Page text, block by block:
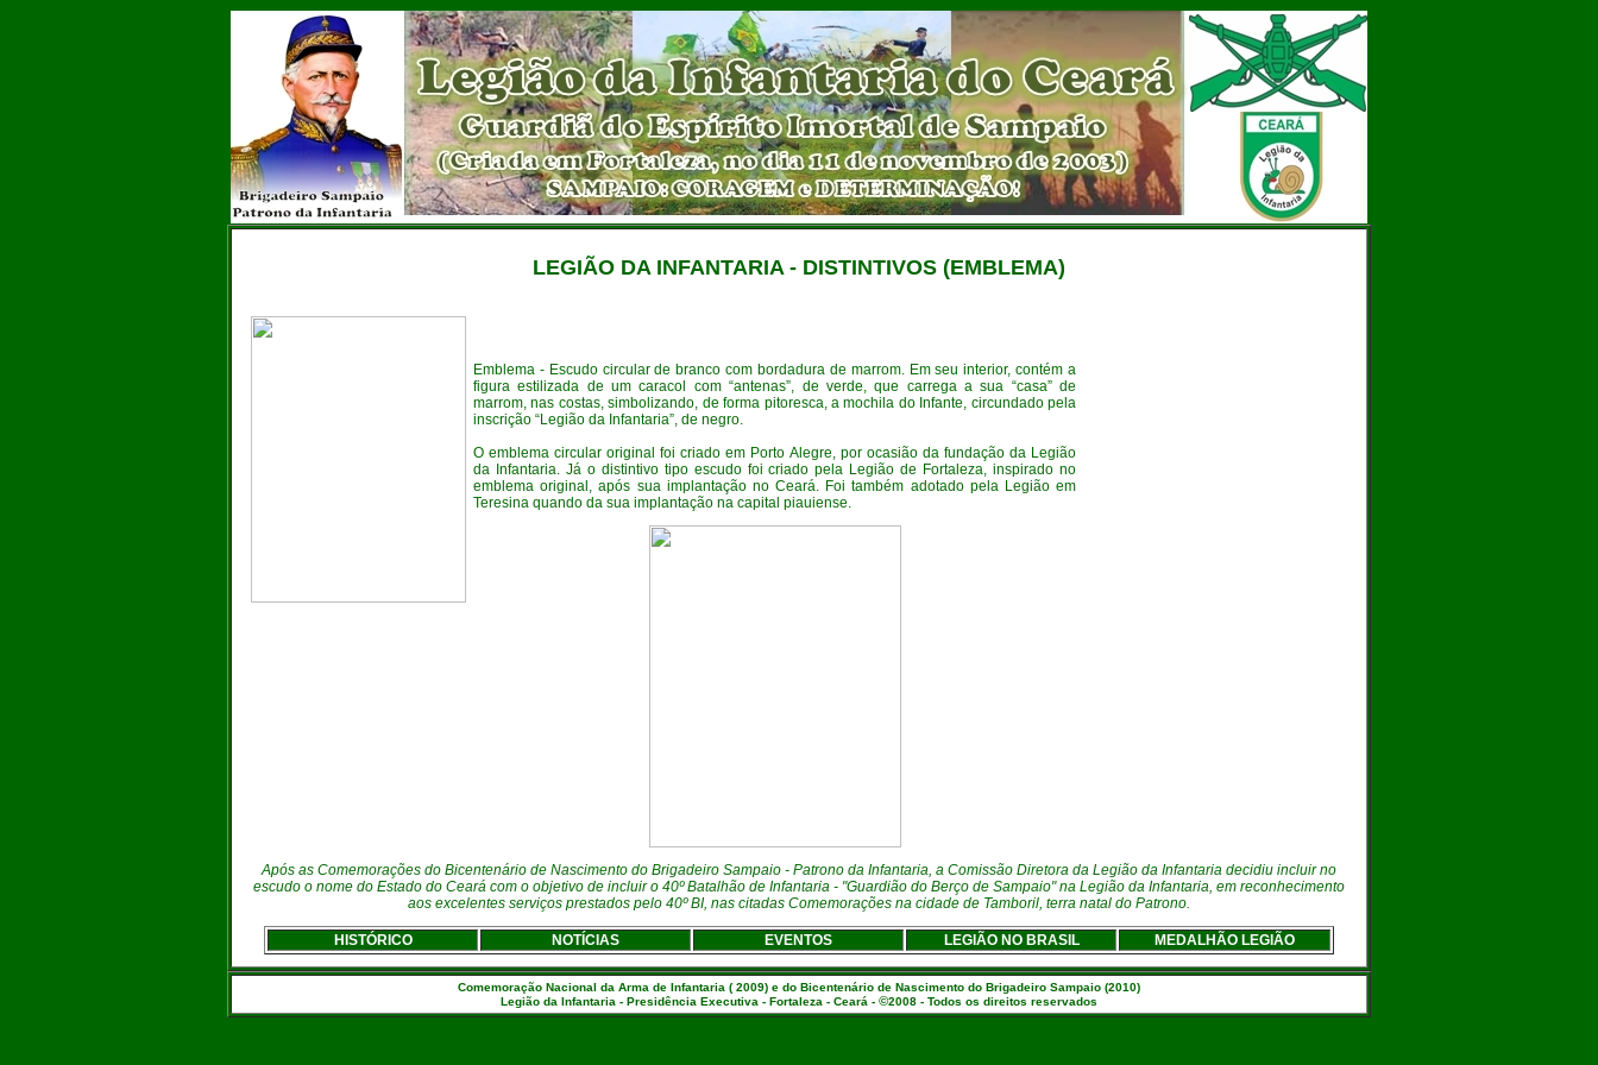
LEGIÃO DA INFANTARIA - DISTINTIVOS (EMBLEMA)
Emblema - Escudo circular de branco com bordadura de marrom. Em seu interior, contém a
figura estilizada de um caracol com “antenas”, de verde, que carrega a sua “casa” de
marrom, nas costas, simbolizando, de forma pitoresca, a mochila do Infante, circundado pela
inscrição “Legião da Infantaria”, de negro.
O emblema circular original foi criado em Porto Alegre, por ocasião da fundação da Legião
da Infantaria. Já o distintivo tipo escudo foi criado pela Legião de Fortaleza, inspirado no
emblema original, após sua implantação no Ceará. Foi também adotado pela Legião em
Teresina quando da sua implantação na capital piauiense.
Após as Comemorações do Bicentenário de Nascimento do Brigadeiro Sampaio - Patrono da Infantaria, a Comissão Diretora da Legião da Infantaria decidiu incluir no
escudo o nome do Estado do Ceará com o objetivo de incluir o 40º Batalhão de Infantaria - "Guardião do Berço de Sampaio"na Legião da Infantaria, em reconhecimento
aos excelentes serviços prestados pelo 40º BI, nas citadas Comemorações na cidade de Tamboril, terra natal do Patrono.
HISTÓRICO NOTÍCIAS EVENTOS LEGIÃO NO BRASIL MEDALHÃO LEGIÃO
Comemoração Nacional da Arma de Infantaria ( 2009) e do Bicentenário de Nascimento do Brigadeiro Sampaio (2010)
Legião da Infantaria - Presidência Executiva - Fortaleza - Ceará - ©2008 - Todos os direitos reservados